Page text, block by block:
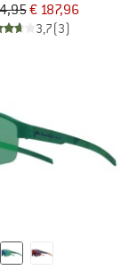
€ 187,96
3,7(3)